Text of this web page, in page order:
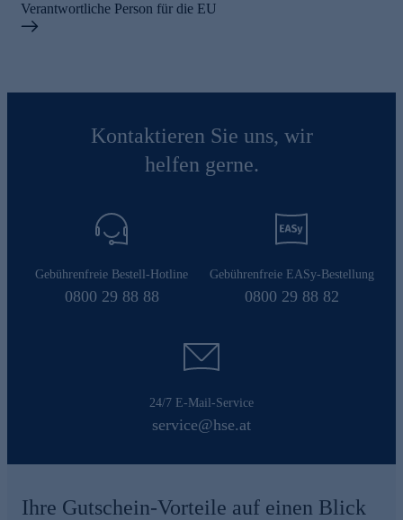
Verantwortliche Person für die EU
Kontaktieren Sie uns, wir
helfen gerne.
Gebührenfreie Bestell-Hotline
0800 29 88 88
Gebührenfreie EASy-Bestellung
0800 29 88 82
24/7 E-Mail-Service
service@hse.at
Ihre Gutschein-Vorteile auf einen Blick